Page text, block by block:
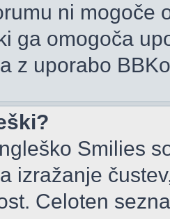
ni mogoče
ga omogoča
z uporabo
Smilies
izražanje
Celoten